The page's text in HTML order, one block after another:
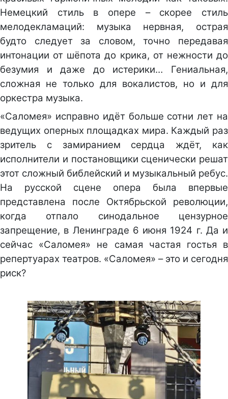
Немецкий стиль в опере – скорее стиль
мелодекламаций: музыка нервная, острая
будто следует за словом, точно передавая
интонации от шёпота до крика, от нежности до
безумия и даже до истерики… Гениальная,
сложная не только для вокалистов, но и для
оркестра музыка.
«Саломея» исправно идёт больше сотни лет на
ведущих оперных площадках мира. Каждый раз
зритель с замиранием сердца ждёт, как
исполнители и постановщики сценически решат
этот сложный библейский и музыкальный ребус.
На русской сцене опера была впервые
представлена после Октябрьской революции,
когда отпало синодальное цензурное
запрещение, в Ленинграде 6 июня 1924 г. Да и
сейчас «Саломея» не самая частая гостья в
репертуарах театров. «Саломея» – это и сегодня
риск?